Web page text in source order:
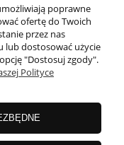
poprawne
ofertę do Twoich
przez nas
lub dostosować użycie
"Dostosuj zgody".
Polityce